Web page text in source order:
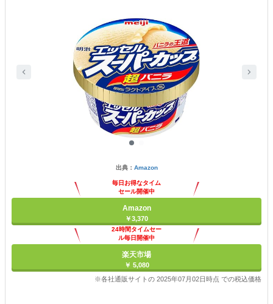
出典： Amazon
毎日お得なタイム
セール開催中
Amazon
￥3,370
24時間タイムセー
ル毎日開催中
楽天市場
￥ 5,080
※各社通販サイトの 2025年07月02日時点 での税込価格